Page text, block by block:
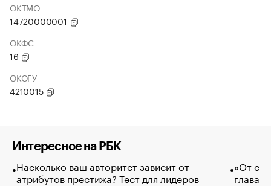
ОКТМО
14720000001
ОКФС
16
ОКОГУ
4210015
Интересное на РБК
Насколько ваш авторитет зависит от
атрибутов престижа? Тест для лидеров
«От
глава